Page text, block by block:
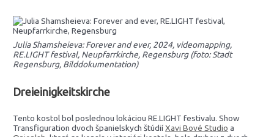
Julia Shamsheieva: Forever and ever, 2024, videomapping,
RE.LIGHT festival, Neupfarrkirche, Regensburg (foto: Stadt
Regensburg, Bilddokumentation)
Dreieinigkeitskirche
Tento kostol bol poslednou lokáciou RE.LIGHT festivalu. Show
Transfiguration dvoch španielskych štúdiíXavi Bové Studio a